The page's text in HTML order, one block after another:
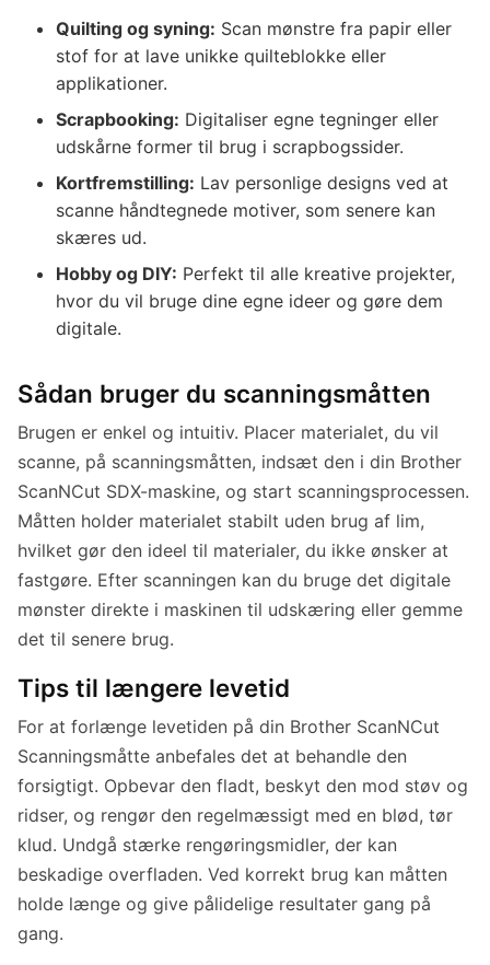
Quilting og syning: Scan mønstre fra papir eller
stof for at lave unikke quilteblokke eller
applikationer.
Scrapbooking: Digitaliser egne tegninger eller
udskårne former til brug i scrapbogssider.
Kortfremstilling: Lav personlige designs ved at
scanne håndtegnede motiver, som senere kan
skæres ud.
Hobby og DIY: Perfekt til alle kreative projekter,
hvor du vil bruge dine egne ideer og gøre dem
digitale.
Sådan bruger du scanningsmåtten
Brugen er enkel og intuitiv. Placer materialet, du vil
scanne, på scanningsmåtten, indsæt den i din Brother
ScanNCut SDX-maskine, og start scanningsprocessen.
Måtten holder materialet stabilt uden brug af lim,
hvilket gør den ideel til materialer, du ikke ønsker at
fastgøre. Efter scanningen kan du bruge det digitale
mønster direkte i maskinen til udskæring eller gemme
det til senere brug.
Tips til længere levetid
For at forlænge levetiden på din Brother ScanNCut
Scanningsmåtte anbefales det at behandle den
forsigtigt. Opbevar den fladt, beskyt den mod støv og
ridser, og rengør den regelmæssigt med en blød, tør
klud. Undgå stærke rengøringsmidler, der kan
beskadige overfladen. Ved korrekt brug kan måtten
holde længe og give pålidelige resultater gang på
gang.